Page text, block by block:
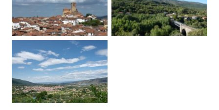
Javier Lumeras Javier Lumeras
Javier Lumeras